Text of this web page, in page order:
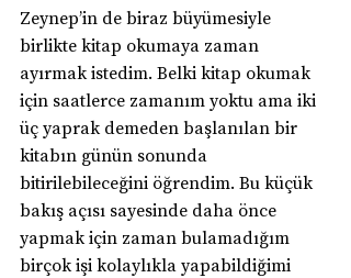
Zeynep’in de biraz büyümesiyle
birlikte kitap okumaya zaman
ayırmak istedim. Belki kitap okumak
için saatlerce zamanım yoktu ama iki
üç yaprak demeden başlanılan bir
kitabın günün sonunda
bitirilebileceğini öğrendim. Bu küçük
bakış açısı sayesinde daha önce
yapmak için zaman bulamadığım
birçok işi kolaylıkla yapabildiğimi